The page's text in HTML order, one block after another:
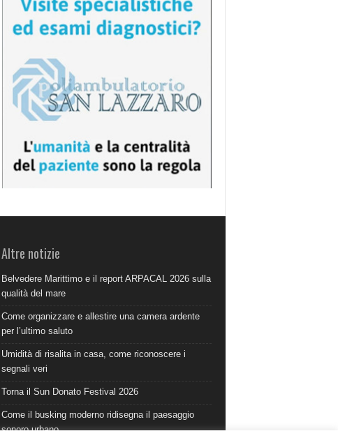
Altre notizie
Belvedere Marittimo e il report ARPACAL 2026 sulla
qualità del mare
Come organizzare e allestire una camera ardente
per l’ultimo saluto
Umidità di risalita in casa, come riconoscere i
segnali veri
Torna il Sun Donato Festival 2026
Come il busking moderno ridisegna il paesaggio
sonoro urbano